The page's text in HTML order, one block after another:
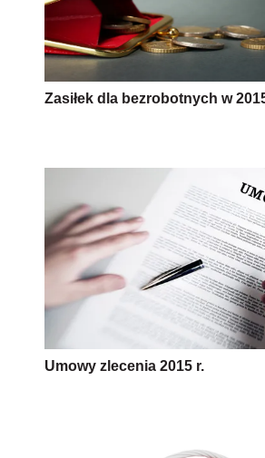
Zasiłek dla bezrobotnych w
Umowy zlecenia 2015 r.